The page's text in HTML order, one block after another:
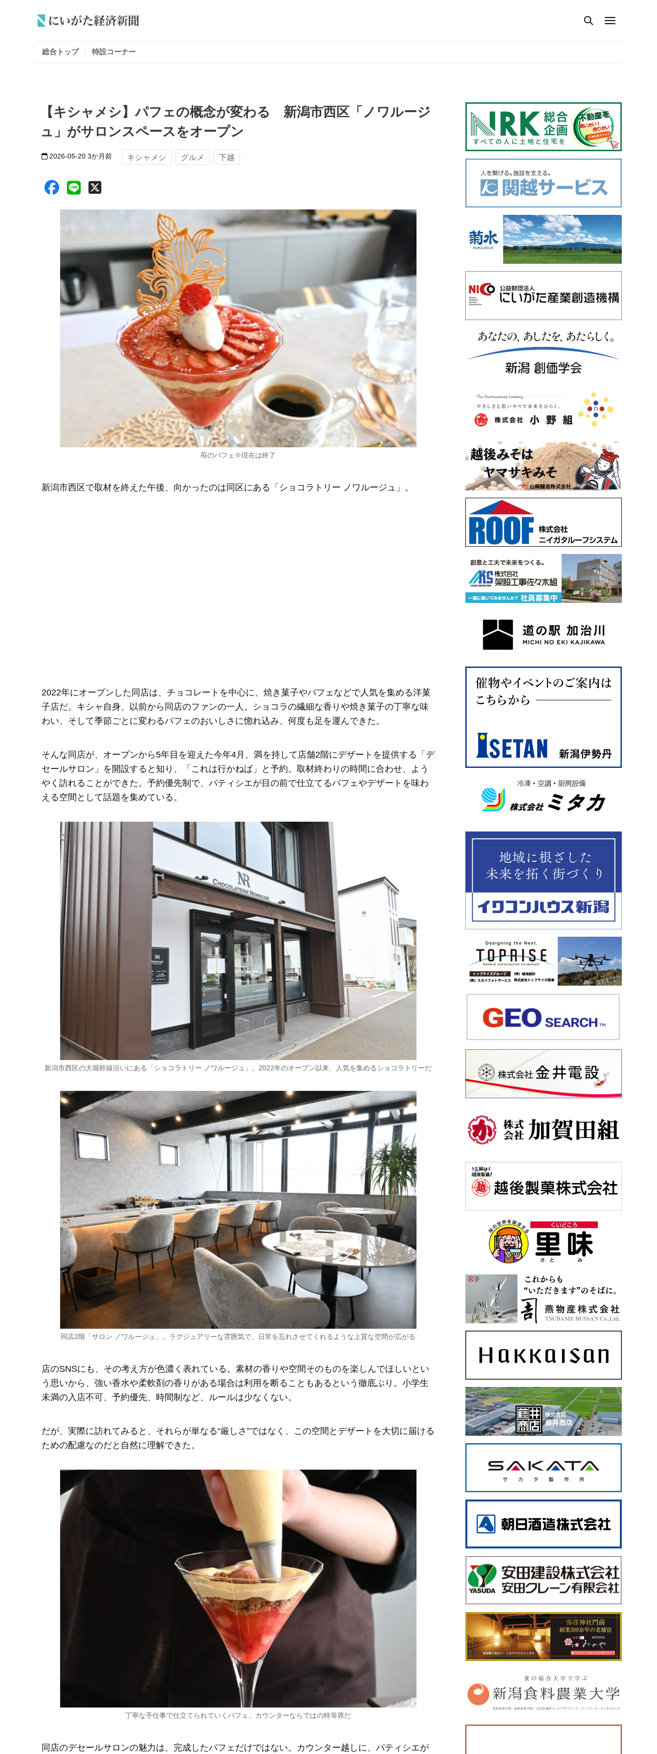
総合トップ 特設コーナー
【キシャメシ】パフェの概念が変わる 新潟市西区「ノワルージ
ュ」がサロンスペースをオープン
2026-05-20 3か月前 キシャメシ グルメ 下越
苺のパフェ※現在は終了
新潟市西区で取材を終えた午後、向かったのは同区にある「ショコラトリー ノワルージュ」。
2022年にオープンした同店は、チョコレートを中心に、焼き菓子やパフェなどで人気を集める洋菓
子店だ。キシャ自身、以前から同店のファンの一人。ショコラの繊細な香りや焼き菓子の丁寧な味
わい、そして季節ごとに変わるパフェのおいしさに惚れ込み、何度も足を運んできた。
そんな同店が、オープンから5年目を迎えた今年4月、満を持して店舗2階にデザートを提供する「デ
セールサロン」を開設すると知り、「これは行かねば」と予約。取材終わりの時間に合わせ、よう
やく訪れることができた。予約優先制で、パティシエが目の前で仕立てるパフェやデザートを味わ
える空間として話題を集めている。
新潟市西区の大堀幹線沿いにある「ショコラトリー ノワルージュ」。2022年のオープン以来、人気を集めるショコラトリーだ
同店2階「サロン ノワルージュ」。ラグジュアリーな雰囲気で、日常を忘れさせてくれるような上質な空間が広がる
店のSNSにも、その考え方が色濃く表れている。素材の香りや空間そのものを楽しんでほしいとい
う思いから、強い香水や柔軟剤の香りがある場合は利用を断ることもあるという徹底ぶり。小学生
未満の入店不可、予約優先、時間制など、ルールは少なくない。
だが、実際に訪れてみると、それらが単なる“厳しさ”ではなく、この空間とデザートを大切に届ける
ための配慮なのだと自然に理解できた。
丁寧な手仕事で仕立てられていくパフェ。カウンターならではの特等席だ
同店のデセールサロンの魅力は、完成したパフェだけではない。カウンター越しに、パティシエが